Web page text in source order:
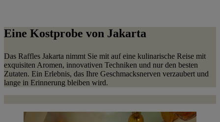
Eine Kostprobe von Jakarta
Das Raffles Jakarta nimmt Sie mit auf eine kulinarische Reise mit
exquisiten Aromen, innovativen Techniken und nur den besten
Zutaten. Ein Erlebnis, das Ihre Geschmacksnerven verzaubert und
lange in Erinnerung bleiben wird.